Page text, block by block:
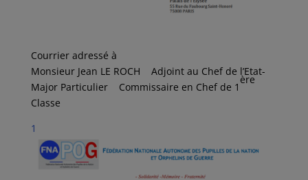
Courrier adressé à
Monsieur Jean LE ROCH Adjoint au Chef de l’Etat-
Major Particulier Commissaire en Chef de 1
ère
Classe
1